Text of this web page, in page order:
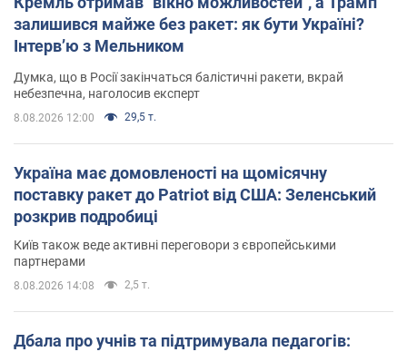
залишився майже без ракет: як бути Україні?
Інтерв’ю з Мельником
Думка, що в Росії закінчаться балістичні ракети, вкрай
небезпечна, наголосив експерт
8.08.2026 12:00 29,5 т.
Україна має домовленості на щомісячну
поставку ракет до Patriot від США: Зеленський
розкрив подробиці
Київ також веде активні переговори з європейськими
партнерами
8.08.2026 14:08 2,5 т.
Дбала про учнів та підтримувала педагогів: